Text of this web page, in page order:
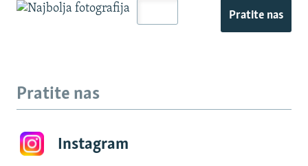
Pratite nas
Pratite nas
Instagram